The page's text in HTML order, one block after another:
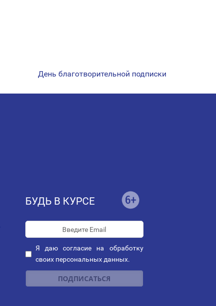
День благотворительной подписки
БУДЬ В КУРСЕ
Я даюсогласие на обработку
своих персональных данных.